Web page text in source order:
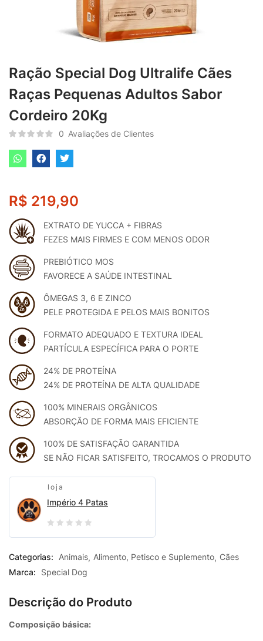
Ração Special Dog Ultralife Cães
Raças Pequenas Adultos Sabor
Cordeiro 20Kg
0 Avaliações de Clientes
R$ 219,90
EXTRATO DE YUCCA + FIBRAS
FEZES MAIS FIRMES E COM MENOS ODOR
PREBIÓTICO MOS
FAVORECE A SAÚDE INTESTINAL
ÔMEGAS 3, 6 E ZINCO
PELE PROTEGIDA E PELOS MAIS BONITOS
FORMATO ADEQUADO E TEXTURA IDEAL
PARTÍCULA ESPECÍFICA PARA O PORTE
24% DE PROTEÍNA
24% DE PROTEÍNA DE ALTA QUALIDADE
100% MINERAIS ORGÂNICOS
ABSORÇÃO DE FORMA MAIS EFICIENTE
100% DE SATISFAÇÃO GARANTIDA
SE NÃO FICAR SATISFEITO, TROCAMOS O PRODUTO
loja
Império 4 Patas
0
of
5
Categorias: Animais Alimento, Petisco e Suplemento Cães
Marca:
Special Dog
Descrição do Produto
Composição básica: